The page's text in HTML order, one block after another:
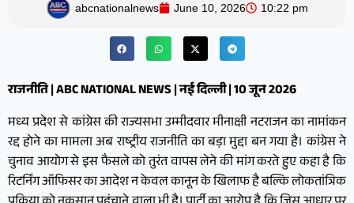
abcnationalnews June 10, 2026 10:22 pm
राजनीति | ABC NATIONAL NEWS | नई दिल्ली | 10 जून 2026
मध्य प्रदेश से कांग्रेस की राज्यसभा उम्मीदवार मीनाक्षी नटराजन का नामांकन
रद्द होने का मामला अब राष्ट्रीय राजनीति का बड़ा मुद्दा बन गया है। कांग्रेस ने
चुनाव आयोग से इस फैसले को तुरंत वापस लेने की मांग करते हुए कहा है कि
रिटर्निंग ऑफिसर का आदेश न केवल कानून के खिलाफ है बल्कि लोकतांत्रिक